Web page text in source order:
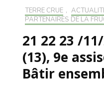
TERRE CRUE ,
PARTENAIRES DE LA
21 22 23 /
(13), 9e
Bâtir